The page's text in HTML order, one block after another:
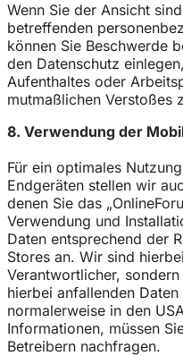
Wenn Sie der Ansicht
betreffenden
können Sie Beschwerde
den Datenschutz
Aufenthaltes oder
mutmaßlichen Verstoßes
8. Verwendung der
Für ein optimales
Endgeräten stellen wir
denen Sie das
Verwendung und
Daten entsprechend der
Stores an. Wir sind
Verantwortlicher,
hierbei anfallenden
normalerweise in den
Informationen, müssen
Betreibern nachfragen.